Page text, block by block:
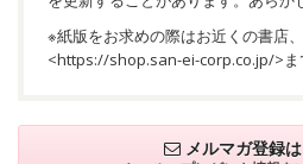
※紙版をお求めの際はお近くの書店
<https://shop.san-ei-corp.co.jp/>ま
メルマガ登録